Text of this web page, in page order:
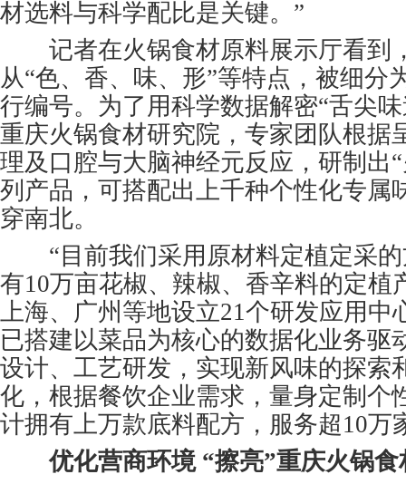
材选料与科学配比是关键。”
记者在火锅食材原料展示厅看到
从“色、香、味、形”等特点，被细分
行编号。为了用科学数据解密“舌尖
重庆火锅食材研究院，专家团队根据
理及口腔与大脑神经元反应，研制出
列产品，可搭配出上千种个性化专属
穿南北。
“目前我们采用原材料定植定采的
有10万亩花椒、辣椒、香辛料的定植
上海、广州等地设立21个研发应用中
已搭建以菜品为核心的数据化业务驱
设计、工艺研发，实现新风味的探索
化，根据餐饮企业需求，量身定制个
计拥有上万款底料配方，服务超10万
优化营商环境 “擦亮”重庆火锅